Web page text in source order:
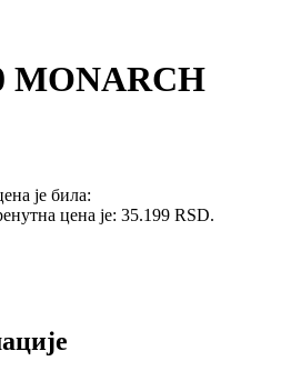
MONARCH
је била:
цена је: 35.199 RSD.